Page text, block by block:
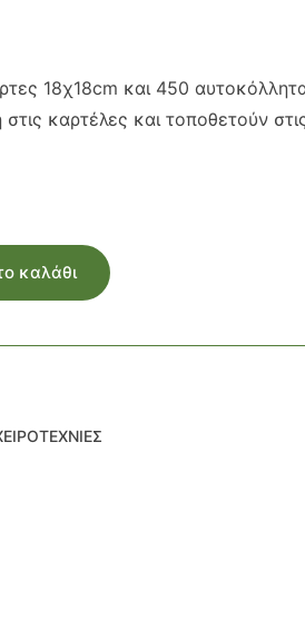
18χ18cm και 450
καρτέλες και τοποθετούν
καλάθι